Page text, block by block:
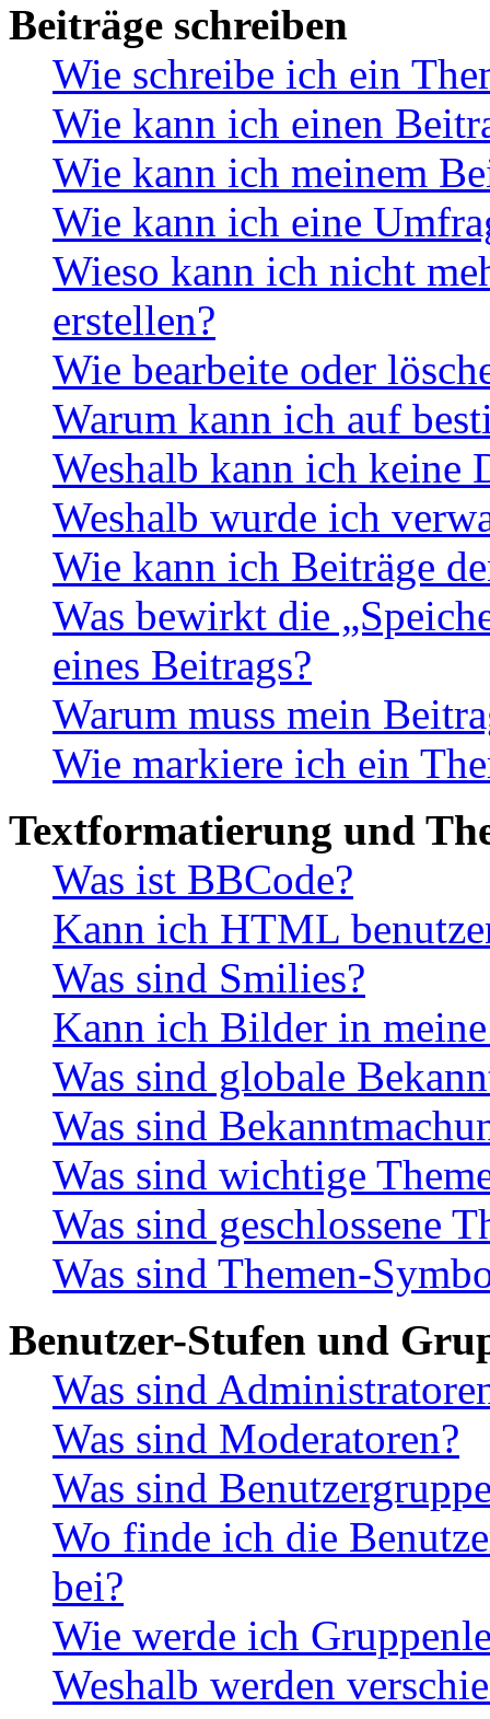
Beiträge schreiben
Wie schreibe ich ein
Wie kann ich einen
Wie kann ich meinem
Wie kann ich eine
Wieso kann ich nicht
erstellen?
Wie bearbeite oder
Warum kann ich auf
Weshalb kann ich keine
Weshalb wurde ich
Wie kann ich Beiträge
Was bewirkt die
eines Beitrags?
Warum muss mein
Wie markiere ich ein
Textformatierung und
Was ist BBCode?
Kann ich HTML
Was sind Smilies?
Kann ich Bilder in
Was sind globale
Was sind
Was sind wichtige
Was sind geschlossene
Was sind Themen-
Benutzer-Stufen und
Was sind
Was sind Moderatoren?
Was sind
Wo finde ich die
bei?
Wie werde ich
Weshalb werden